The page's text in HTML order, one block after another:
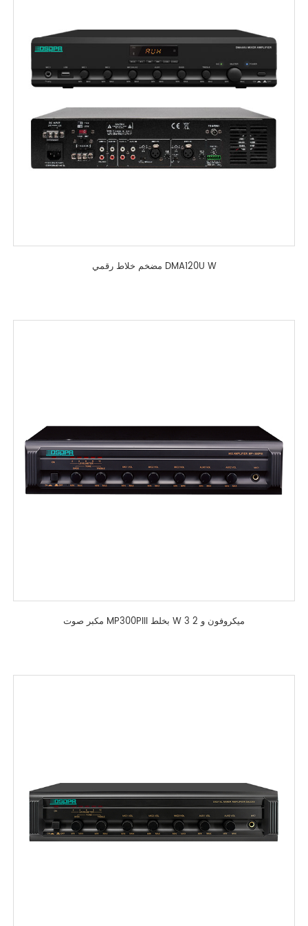
مضخم خلاط رقمي DMA120U W
مكبر صوت MP300PIII بخلط W 3 ميكروفون و 2